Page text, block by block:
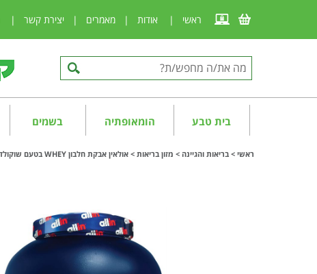
ראשי | אודות | מאמרים | יצירת קשר |
בית טבע הומאופתיה בשמים
ראשי > בריאות והגיינה > מזון בריאות > אולאין אבקת חלבון WHEY בטעם שוקולד בלגי 2 ק"ג allin